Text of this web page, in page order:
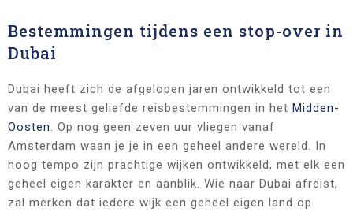
Bestemmingen tijdens een stop-over in
Dubai
Dubai heeft zich de afgelopen jaren ontwikkeld tot een
van de meest geliefde reisbestemmingen in het Midden-
Oosten. Op nog geen zeven uur vliegen vanaf
Amsterdam waan je je in een geheel andere wereld. In
hoog tempo zijn prachtige wijken ontwikkeld, met elk een
geheel eigen karakter en aanblik. Wie naar Dubai afreist,
zal merken dat iedere wijk een geheel eigen land op